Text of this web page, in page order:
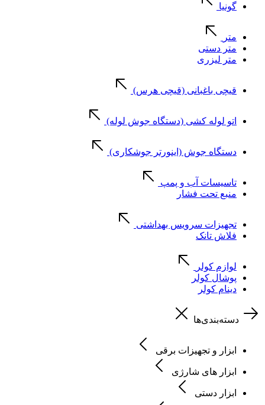
گونیا
متر
متر دستی
متر لیزری
قیچی باغبانی (قیچی هرس)
اتو لوله کشی (دستگاه جوش لوله)
دستگاه جوش (اینورتر جوشکاری)
تاسیسات آب و پمپ
منبع تحت فشار
تجهیزات سرویس بهداشتی
فلاش تانک
لوازم کولر
پوشال کولر
دینام کولر
دسته‌بندی‌ها
ابزار و تجهیزات برقی
ابزار های شارژی
ابزار دستی